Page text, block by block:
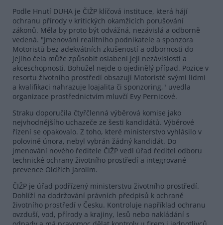
Podle Hnutí DUHA je ČIŽP klíčová instituce, která hájí
ochranu přírody v kritických okamžicích porušování
zákonů. Měla by proto být odvážná, nezávislá a odborně
vedená. "Jmenování realitního podnikatele a sponzora
Motoristů bez adekvátních zkušeností a odbornosti do
jejího čela může způsobit oslabení její nezávislosti a
akceschopnosti. Bohužel nejde o ojedinělý případ. Pozice v
resortu životního prostředí obsazují Motoristé svými lidmi
a kvalifikaci nahrazuje loajalita či sponzoring," uvedla
organizace prostřednictvím mluvčí Evy Pernicové.
Straku doporučila čtyřčlenná výběrová komise jako
nejvhodnějšího uchazeče ze šesti kandidátů. Výběrové
řízení se opakovalo. Z toho, které ministerstvo vyhlásilo v
polovině února, nebyl vybrán žádný kandidát. Do
jmenování nového ředitele ČIŽP vedl úřad ředitel odboru
technické ochrany životního prostředí a integrované
prevence Oldřich Jarolím.
ČIŽP je úřad podřízený ministerstvu životního prostředí.
Dohlíží na dodržování právních předpisů k ochraně
životního prostředí v Česku. Kontroluje například ochranu
ovzduší, vod, přírody a krajiny, lesů nebo nakládání s